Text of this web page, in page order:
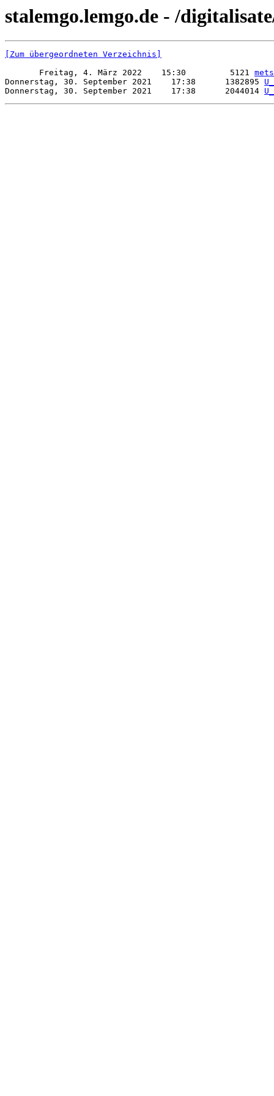
stalemgo.lemgo.de - /
[Zum übergeordneten Verzeichnis]
       Freitag, 4. März 2022    15:30         5121
Donnerstag, 30. September 2021    17:38      1382895
Donnerstag, 30. September 2021    17:38      2044014